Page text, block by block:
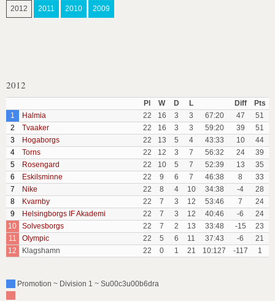
2012 2011 2010 2009
2012
Pl W D L Diff
Pts
1
Halmia 22 16 3 3 67:20 47
51
2
Tvaaker 22 16 3 3 59:20 39
51
3
Hogaborgs 22 13 5 4 43:33 10
44
4
Torns 22 12 3 7 56:32 24
39
5
Rosengard 22 10 5 7 52:39 13
35
6
Eskilsminne 22 9 6 7 46:38 8
33
7
Nike 22 8 4 10 34:38 -4
28
8
Kvarnby 22 7 3 12 53:46 7
24
9
Helsingborgs IF Akademi 22 7 3 12 40:46 -6
24
10
Solvesborgs 22 7 2 13 33:48 -15
23
11
Olympic 22 5 6 11 37:43 -6
21
12
Klagshamn 22 0 1 21 10:127 -117 1
Promotion ~ Division 1 ~ Su00c3u00b6dra